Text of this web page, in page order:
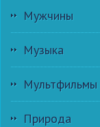
Мужчины
Музыка
Мультфильмы
Природа